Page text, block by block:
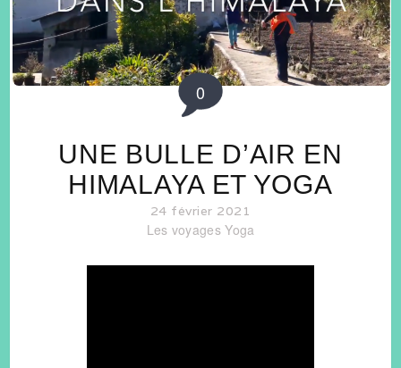
0
UNE BULLE D’AIR EN
HIMALAYA ET YOGA
24 février 2021
Les voyages Yoga